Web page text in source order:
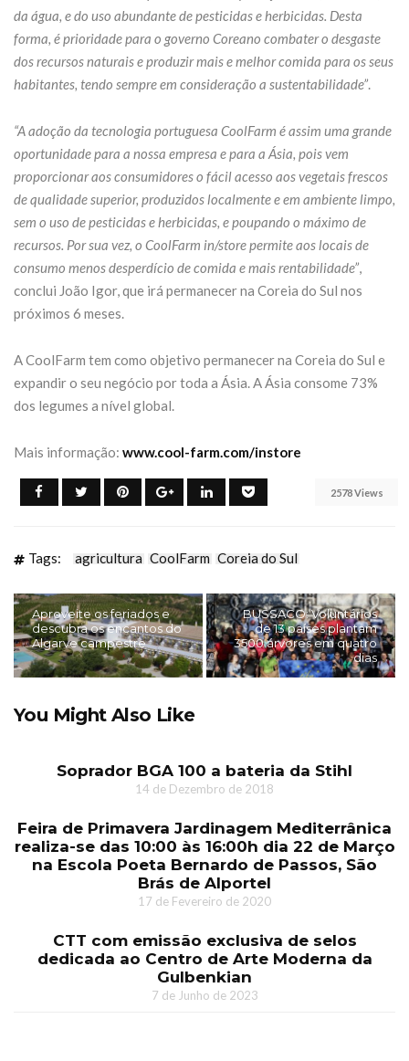
da água, e do uso abundante de pesticidas e herbicidas. Desta
forma, é prioridade para o governo Coreano combater o desgaste
dos recursos naturais e produzir mais e melhor comida para os seus
habitantes, tendo sempre em consideração a sustentabilidade”.
“A adoção da tecnologia portuguesa CoolFarm é assim uma grande
oportunidade para a nossa empresa e para a Ásia, pois vem
proporcionar aos consumidores o fácil acesso aos vegetais frescos
de qualidade superior, produzidos localmente e em ambiente limpo,
sem o uso de pesticidas e herbicidas, e poupando o máximo de
recursos. Por sua vez, o CoolFarm in/store permite aos locais de
consumo menos desperdício de comida e mais rentabilidade”,
conclui João Igor, que irá permanecer na Coreia do Sul nos
próximos 6 meses.
A CoolFarm tem como objetivo permanecer na Coreia do Sul e
expandir o seu negócio por toda a Ásia. A Ásia consome 73%
dos legumes a nível global.
Mais informação: www.cool-farm.com/instore
2578 Views
Tags: agricultura CoolFarm Coreia do Sul
Aproveite os feriados e
descubra os encantos do
Algarve campestre
BUSSACO: Voluntários
de 13 países plantam
3500 árvores em quatro
dias
You Might Also Like
Soprador BGA 100 a bateria da Stihl
14 de Dezembro de 2018
Feira de Primavera Jardinagem Mediterrânica
realiza-se das 10:00 às 16:00h dia 22 de Março
na Escola Poeta Bernardo de Passos, São
Brás de Alportel
17 de Fevereiro de 2020
CTT com emissão exclusiva de selos
dedicada ao Centro de Arte Moderna da
Gulbenkian
7 de Junho de 2023